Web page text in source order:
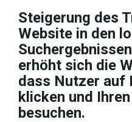
Steigerung des
Website in den
erhöht sich die
dass Nutzer auf
klicken und
besuchen.